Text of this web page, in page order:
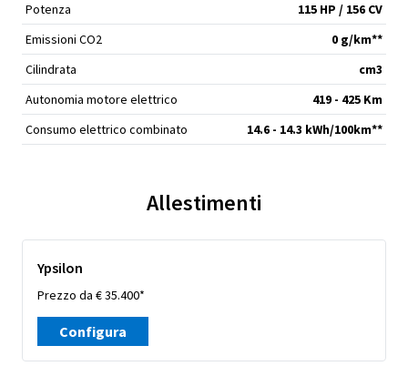
Potenza
115 HP / 156 CV
Emissioni CO2
0 g/km**
Cilindrata
cm3
Autonomia motore elettrico
419 - 425 Km
Consumo elettrico combinato
14.6 - 14.3 kWh/100km**
Allestimenti
Ypsilon
Prezzo da € 35.400*
Configura